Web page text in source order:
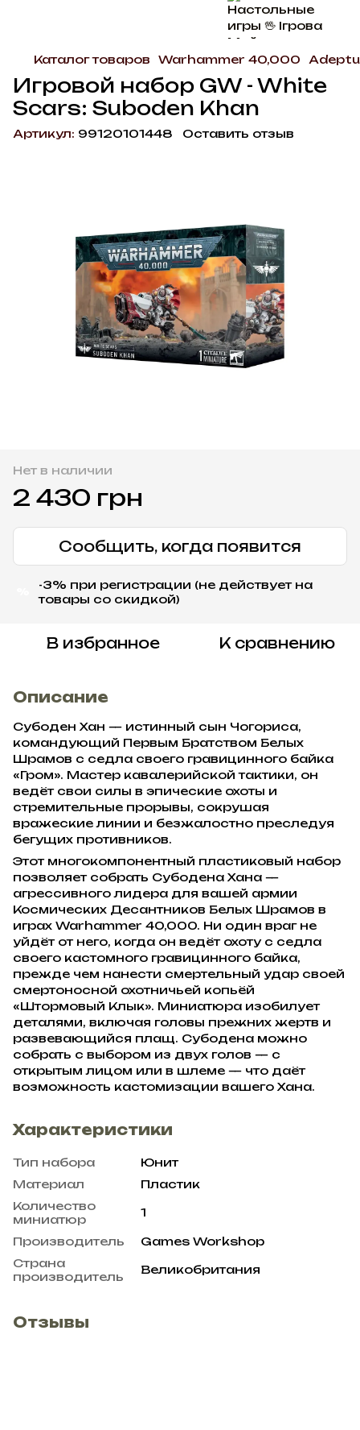
Каталог товаров Warhammer 40,000
Игровой набор GW - White
Scars: Suboden Khan
Артикул: 99120101448 Оставить отзыв
Нет в наличии
2 430 грн
Сообщить, когда появится
-3% при регистрации (не действует на
товары со скидкой)
В избранное К сравнению
Описание
Субоден Хан — истинный сын Чогориса,
командующий Первым Братством Белых
Шрамов с седла своего гравицинного байка
«Гром». Мастер кавалерийской тактики, он
ведёт свои силы в эпические охоты и
стремительные прорывы, сокрушая
вражеские линии и безжалостно преследуя
бегущих противников.
Этот многокомпонентный пластиковый набор
позволяет собрать Субодена Хана —
агрессивного лидера для вашей армии
Космических Десантников Белых Шрамов в
играх Warhammer 40,000. Ни один враг не
уйдёт от него, когда он ведёт охоту с седла
своего кастомного гравицинного байка,
прежде чем нанести смертельный удар своей
смертоносной охотничьей копьёй
«Штормовый Клык». Миниатюра изобилует
деталями, включая головы прежних жертв и
развевающийся плащ. Субодена можно
собрать с выбором из двух голов — с
открытым лицом или в шлеме — что даёт
возможность кастомизации вашего Хана.
Характеристики
Тип набора
Юнит
Материал
Пластик
Количество
миниатюр
1
Производитель
Games Workshop
Страна
производитель
Великобритания
Отзывы